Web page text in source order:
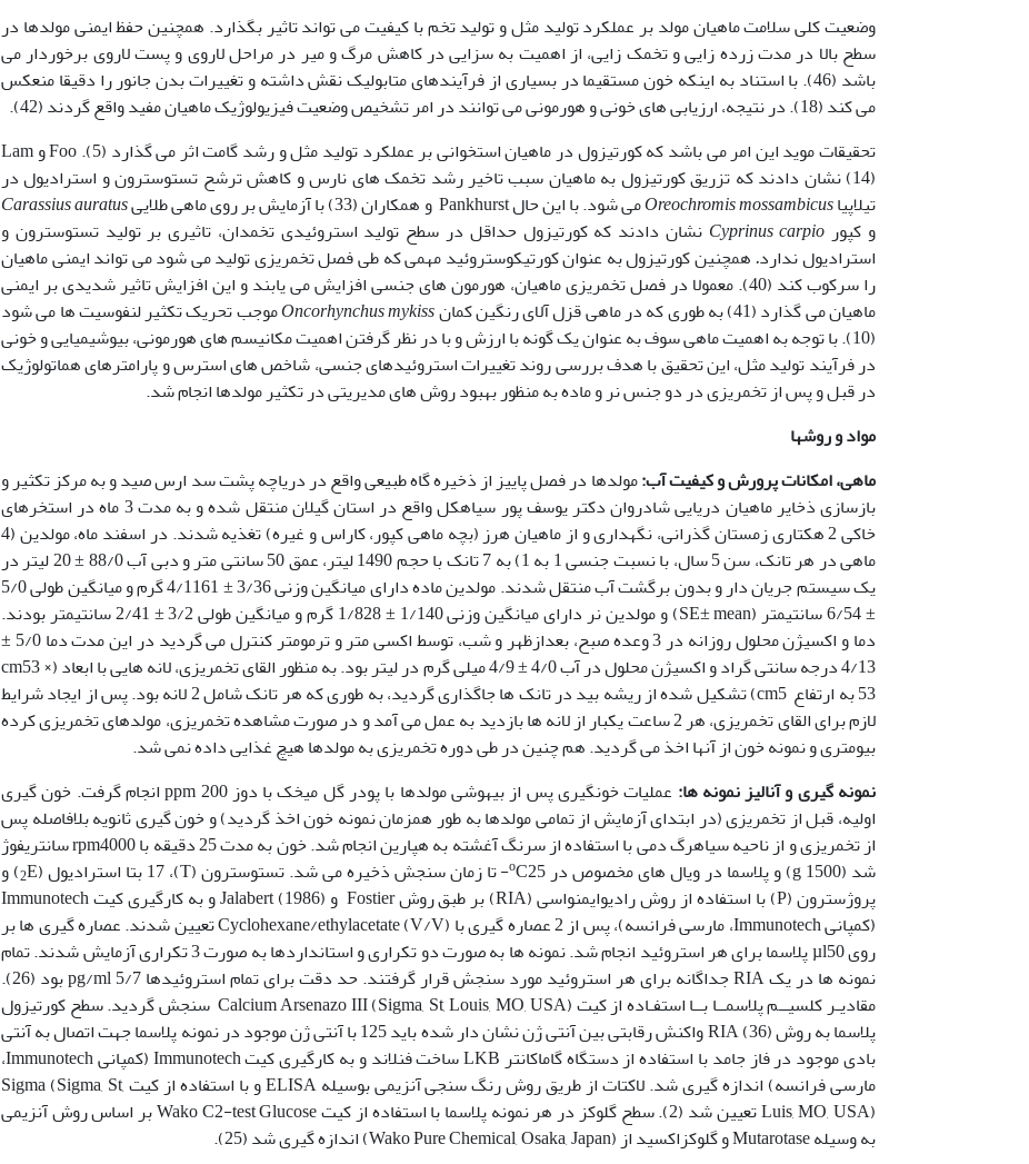
وضعیت کلی سلامت ماهیان مولد بر عملکرد تولید مثل و تولید تخم با کیفیت می تواند تاثیر بگذارد. همچنین حفظ ایمنی مولدها در
سطح بالا در مدت زرده زایی و تخمک زایی، از اهمیت به سزایی در کاهش مرگ و میر در مراحل لاروی و پست لاروی برخوردار می
باشد (46). با استناد به اینکه خون مستقیما در بسیاری از فرآیندهای متابولیک نقش داشته و تغییرات بدن جانور را دقیقا منعکس
می کند (18). در نتیجه، ارزیابی های خونی و هورمونی می توانند در امر تشخیص وضعیت فیزیولوژیک ماهیان مفید واقع گردند (42).
تحقیقات موید این امر می باشد که کورتیزول در ماهیان استخوانی بر عملکرد تولید مثل و رشد گامت اثر می گذارد (5). Foo و Lam
(14) نشان دادند که تزریق کورتیزول به ماهیان سبب تاخیر رشد تخمک های نارس و کاهش ترشح تستوسترون و استرادیول در
تیلاپیا
Oreochromismossambicus می شود. با این حال Pankhurst و همکاران (33) با آزمایش بر روی ماهی طلایی
Carassius auratus
و کپور
Cyprinuscarpio
نشان دادند که کورتیزول حداقل در سطح تولید استروئیدی تخمدان، تاثیری بر تولید تستوسترون و
استرادیول ندارد.همچنین کورتیزول به عنوان کورتیکوستروئید مهمی که طی فصل تخمریزی تولید می شود می تواند ایمنی ماهیان
را سرکوب کند (40). معمولا در فصل تخمریزی ماهیان، هورمون های جنسی افزایش می یابند و این افزایش تاثیر شدیدی بر ایمنی
ماهیان می گذارد (41) به طوری که در ماهی قزل آلای رنگین کمان
Oncorhynchus mykissموجبتحریک تکثیر لنفوسیت ها می شود
(10). با توجه به اهمیت ماهی سوف به عنوان یک گونه با ارزش و با در نظر گرفتن اهمیت مکانیسم های هورمونی، بیوشیمیایی و خونی
در فرآیند تولید مثل، این تحقیق با هدف بررسی روند تغییرات استروئیدهای جنسی، شاخص های استرس و پارامترهای هماتولوژیک
در قبل و پس از تخمریزی در دو جنس نر و ماده به منظور بهبود روش های مدیریتی در تکثیر مولدها انجام شد.
مواد و روشها
ماهی، امکانات پرورش و کیفیت آب:مولدها در فصل پاییز از ذخیره گاه طبیعی واقع در دریاچه پشت سد ارس صید و به مرکز تکثیر و
بازسازی ذخایر ماهیان دریایی شادروان دکتر یوسف پور سیاهکل واقع در استان گیلان منتقل شده و به مدت 3 ماه در استخرهای
خاکی 2 هکتاری زمستان گذرانی، نگهداری و از ماهیان هرز (بچه ماهی کپور، کاراس و غیره) تغذیه شدند. در اسفند ماه، مولدین (4
ماهی در هر تانک، سن 5 سال، با نسبت جنسی 1 به 1) به 7 تانک با حجم 1490 لیتر، عمق 50 سانتی متر و دبی آب 88/0 ± 20 لیتر در
یک سیستم جریان دار و بدون برگشت آب منتقل شدند. مولدین ماده دارای میانگین وزنی
3/36 ± 4/1161 گرم و میانگین طولی 5/0
± 6/54 سانتیمتر (SE± mean) و مولدین نر دارای میانگین وزنی
1/140 ± 1/828 گرم و میانگین طولی 3/2 ± 2/41 سانتیمتر بودند.
دما و اکسیژن محلول روزانه در 3 وعده صبح، بعدازظهر و شب، توسط اکسی متر و ترمومتر کنترل می گردید در این مدت دما 5/0 ±
4/13 درجه سانتی گراد و اکسیژن محلول در آب 4/0 ± 4/9 میلی گرم در لیتر بود. به منظور القای تخمریزی، لانه هایی با ابعاد (cm53 ×
53 به ارتفاع cm5) تشکیل شده از ریشه بید در تانک ها جاگذاری گردید، به طوری که هر تانک شامل 2 لانه بود. پس از ایجاد شرایط
لازم برای القای تخمریزی، هر 2 ساعت یکبار از لانه ها بازدید به عمل می آمد و در صورت مشاهده تخمریزی، مولدهای تخمریزی کرده
بیومتری و نمونه خون از آنها اخذ می گردید. هم چنین در طی دوره تخمریزی به مولدها هیچ غذایی داده نمی شد.
نمونه گیری و آنالیز نمونه ها:
عملیات خونگیری پس از بیهوشی مولدها با پودر گل میخک با دوز ppm 200 انجام گرفت. خون گیری
اولیه، قبل از تخمریزی (در ابتدای آزمایش از تمامی مولدها به طور همزمان نمونه خون اخذ گردید) و خون گیری ثانویه بلافاصله پس
از تخمریزی و از ناحیه سیاهرگ دمی با استفاده از سرنگ آغشته به هپارین انجام شد. خون به مدت 25 دقیقه با rpm4000 سانتریفوژ
شد (g 1500) و پلاسما در ویال های مخصوص در
oC25- تا زمان سنجش ذخیره می شد. تستوسترون (T)، 17 بتا استرادیول ( 2E) و
پروژسترون (P) با استفاده از روش رادیوایمنواسی (RIA) بر طبق روش Fostier و Jalabert (1986) و به کارگیری کیت Immunotech
(کمپانی Immunotech، مارسی فرانسه)، پس از 2 عصاره گیری با Cyclohexane/ethylacetate (V/V) تعیین شدند. عصاره گیری ها بر
روی µl50 پلاسما برای هر استروئید انجام شد. نمونه ها به صورت دو تکراری و استانداردها به صورت 3 تکراری آزمایش شدند. تمام
نمونه ها در یک RIA جداگانه برای هر استروئید مورد سنجش قرار گرفتند. حد دقت برای تمام استروئیدها pg/ml 5/7 بود (26).
مقادیـر کلسیــم پلاسمــا بــا استفـاده از کیت Calcium Arsenazo III (Sigma, St, Louis, MO, USA) سنجش گردید. سطح کورتیزول
پلاسما به روش RIA (36) واکنش رقابتی بین آنتی ژن نشان دار شده باید 125 با آنتی ژن موجود در نمونه پلاسما جهت اتصال به آنتی
بادی موجود در فاز جامد با استفاده از دستگاه گاماکانتر LKB ساخت فنلاند و به کارگیری کیت Immunotech (کمپانی Immunotech،
مارسی فرانسه) اندازه گیری شد. لاکتات از طریق روش رنگ سنجی آنزیمی بوسیله ELISA و با استفاده از کیت Sigma (Sigma, St,
Luis, MO, USA) تعیین شد (2). سطح گلوکز در هر نمونه پلاسما با استفاده از کیت Wako C2-test Glucose بر اساس روش آنزیمی
به وسیله Mutarotase و گلوکزاکسید از (Wako Pure Chemical, Osaka, Japan) اندازه گیری شد (25).